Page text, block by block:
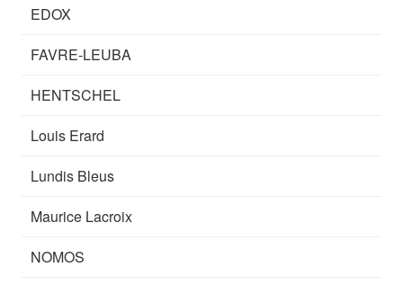
EDOX
FAVRE-LEUBA
HENTSCHEL
Louis Erard
Lundis Bleus
Maurice Lacroix
NOMOS